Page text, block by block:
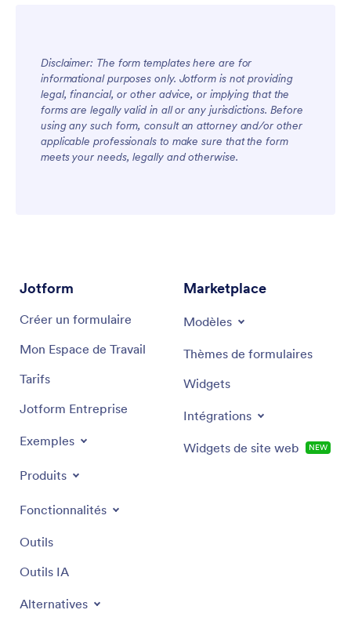
électronique ? Ajoutez votre logo, modifiez les
champs du formulaire, modifiez l'image d'arrière-
plan ou ajoutez une note pour adapter le formulaire
à votre style. Si vous souhaitez que le formulaire
recueille plus d'informations, utilisez notre
générateur de formulaire gratuit pour ajouter,
supprimer ou mettre à jour des questions. Si vous
envoyez les réponses à vos autres comptes, utilisez
Disclaimer: The form templates here are for
informational purposes only. Jotform is not providing
legal, financial, or other advice, or implying that the
forms are legally valid in all or any jurisdictions. Before
using any such form, consult an attorney and/or other
applicable professionals to make sure that the form
meets your needs, legally and otherwise.
Jotform
Créer un compte
Créer un formulaire
Mon Espace de Travail
Tarifs
Jotform Entreprise
Exemples
Produits
Fonctionnalités
Outils
Outils IA
Marketplace
Modèles
Thèmes de formulaires
Widgets
Intégrations
Widgets de site web